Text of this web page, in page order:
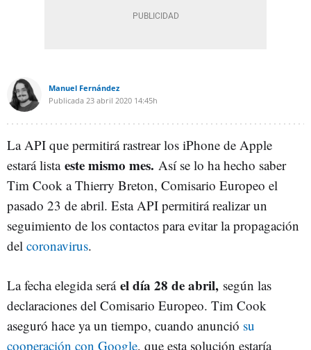
Manuel Fernández
Publicada 23 abril 2020 14:45h
La API que permitirá rastrear los iPhone de Apple
estará lista este mismo mes. Así se lo ha hecho saber
Tim Cook a Thierry Breton, Comisario Europeo el
pasado 23 de abril. Esta API permitirá realizar un
seguimiento de los contactos para evitar la propagación
del coronavirus.
La fecha elegida será el día 28 de abril, según las
declaraciones del Comisario Europeo. Tim Cook
aseguró hace ya un tiempo, cuando anunció su
cooperación con Google, que esta solución estaría